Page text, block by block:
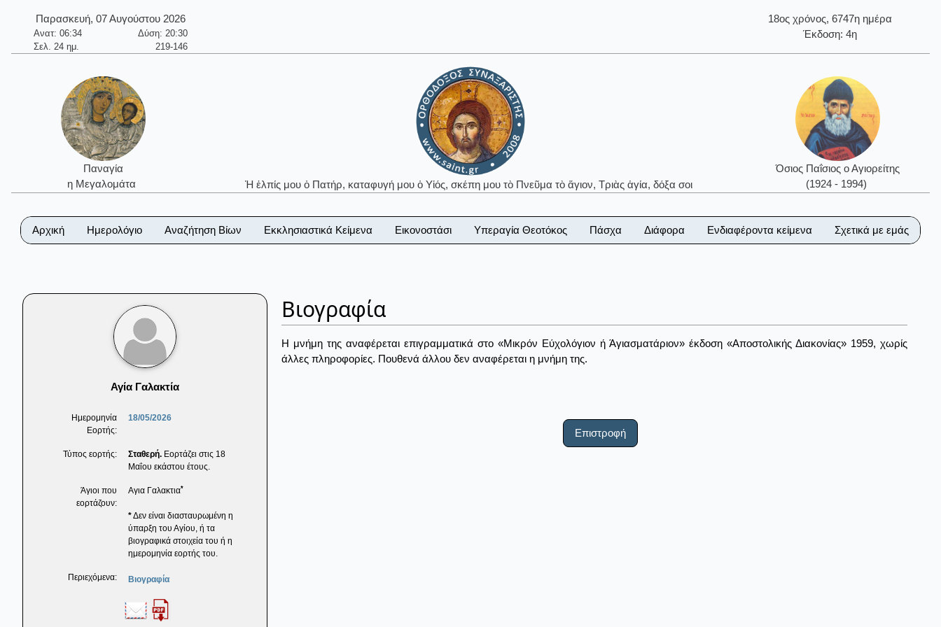
Παρασκευή, 07 Αυγούστου 2026
Ανατ: 06:34
Δύση: 20:30
Σελ. 24 ημ.
219-146
18ος χρόνος, 6747η ημέρα
Έκδοση: 4η
Παναγία
η Μεγαλομάτα
Ἡ ἐλπίς μου ὁ Πατήρ, καταφυγή μου ὁ Υἱός, σκέπη μου τὸ Πνεῦμα τὸ ἅγιον, Τριὰς ἁγία, δόξα σοι
Όσιος Παΐσιος ο Αγιορείτης
(1924 - 1994)
Αρχική Ημερολόγιο Αναζήτηση Βίων Εκκλησιαστικά Κείμενα Εικονοστάσι Υπεραγία Θεοτόκος Πάσχα Διάφορα Ενδιαφέροντα κείμενα Σχετικά με εμάς
Αγία Γαλακτία
Ημερομηνία
Εορτής:
18/05/2026
Τύπος εορτής: Σταθερή. Εορτάζει στις 18
Μαΐου εκάστου έτους.
Άγιοι που
εορτάζουν:
Αγια Γαλακτια*
*Δεν είναι διασταυρωμένη η
ύπαρξη του Αγίου, ή τα
βιογραφικά στοιχεία του ή η
ημερομηνία εορτής του.
Περιεχόμενα: Βιογραφία
Βιογραφία
Η μνήμη της αναφέρεται επιγραμματικά στο «Μικρόν Εύχολόγιον ή Άγιασματάριον» έκδοση «Αποστολικής Διακονίας» 1959, χωρίς
άλλες πληροφορίες. Πουθενά άλλου δεν αναφέρεται η μνήμη της.
Επιστροφή